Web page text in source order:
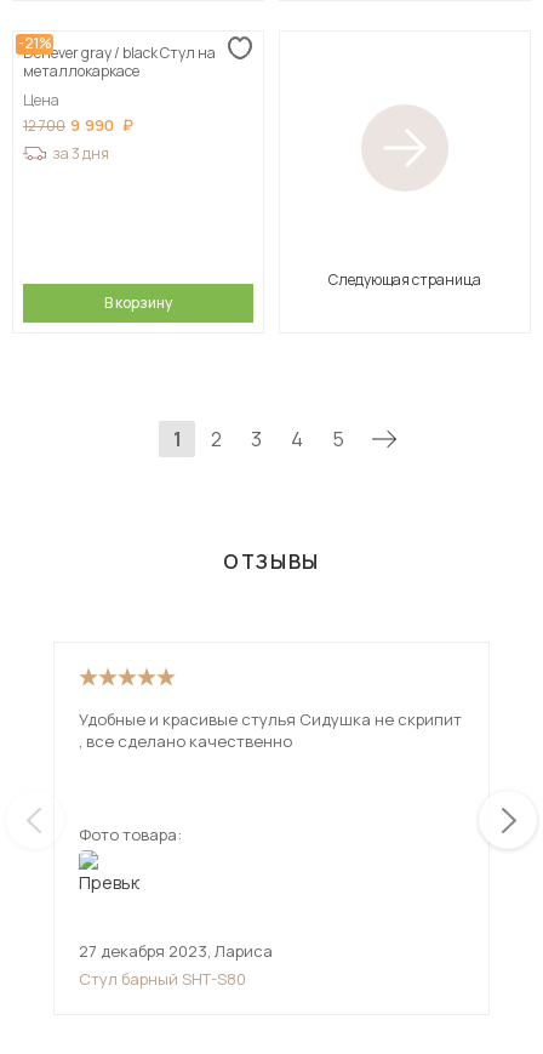
-21%
Denever gray / black Стул на
металлокаркасе
Цена
12 700 9 990
за 3 дня
В корзину
Следующая страница
1 2 3 4 5
ОТЗЫВЫ
Удобные и красивые стулья Сидушка не скрипит
, все сделано качественно
Фото товара:
27 декабря 2023, Лариса
Стул барный SHT-S80